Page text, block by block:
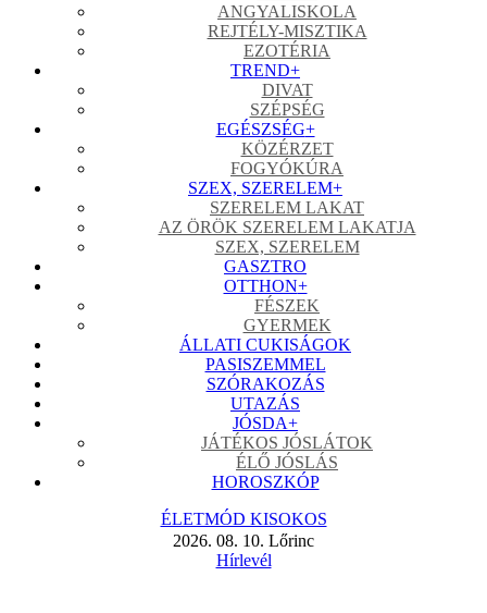
ANGYALISKOLA
REJTÉLY-MISZTIKA
EZOTÉRIA
TREND+
DIVAT
SZÉPSÉG
EGÉSZSÉG+
KÖZÉRZET
FOGYÓKÚRA
SZEX, SZERELEM+
SZERELEM LAKAT
AZ ÖRÖK SZERELEM LAKATJA
SZEX, SZERELEM
GASZTRO
OTTHON+
FÉSZEK
GYERMEK
ÁLLATI CUKISÁGOK
PASISZEMMEL
SZÓRAKOZÁS
UTAZÁS
JÓSDA+
JÁTÉKOS JÓSLÁTOK
ÉLŐ JÓSLÁS
HOROSZKÓP
ÉLETMÓD KISOKOS
2026. 08. 10. Lőrinc
Hírlevél